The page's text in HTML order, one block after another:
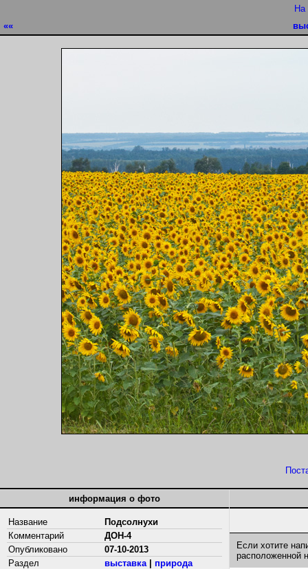
На
««
информация о фото
Название
Подсолнухи
Комментарий
ДОН-4
Опубликовано
07-10-2013
Раздел
выставка| природа
Если хотите
расположенной